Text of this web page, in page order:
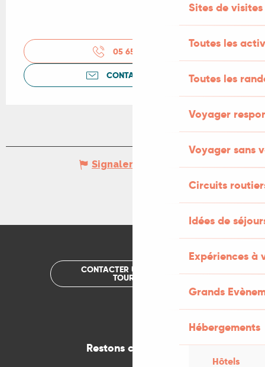
Sites de visites
Toutes les
Toutes les
Voyager
Voyager sans
Circuits
Idées de
Expériences à
Grands
Hébergements
Hôtels
05 65 27 52
CONTACTEZ-NOUS
Signaler une erreur
CONTACTER UN OFFICE DE
TOURISME
Restons connectés